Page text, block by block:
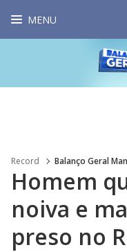
MENU
Record Balanço Geral
Homem
noiva e
preso no